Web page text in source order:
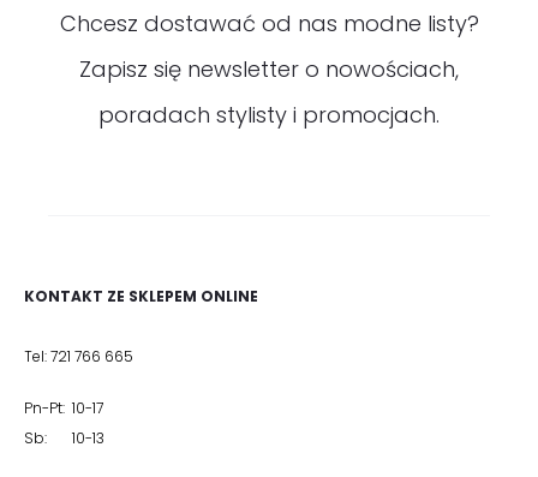
Chcesz dostawać od nas modne listy?
Zapisz się newsletter o nowościach,
poradach stylisty i promocjach.
KONTAKT ZE SKLEPEM ONLINE
Tel: 721 766 665
Pn-Pt: 10-17
Sb: 10-13